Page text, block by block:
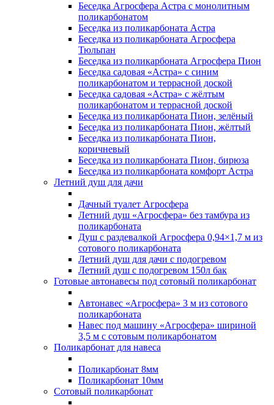
Беседка Агросфера Астра с монолитным
поликарбонатом
Беседка из поликарбоната Астра
Беседка из поликарбоната Агросфера
Тюльпан
Беседка из поликарбоната Агросфера Пион
Беседка садовая «Астра» с синим
поликарбонатом и террасной доской
Беседка садовая «Астра» с жёлтым
поликарбонатом и террасной доской
Беседка из поликарбоната Пион, зелёный
Беседка из поликарбоната Пион, жёлтый
Беседка из поликарбоната Пион,
коричневый
Беседка из поликарбоната Пион, бирюза
Беседка из поликарбоната комфорт Астра
Летний душ для дачи
Дачный туалет Агросфера
Летний душ «Агросфера» без тамбура из
поликарбоната
Душ с раздевалкой Агросфера 0,94×1,7 м из
сотового поликарбоната
Летний душ для дачи с подогревом
Летний душ с подогревом 150л бак
Готовые автонавесы под сотовый поликарбонат
Автонавес «Агросфера» 3 м из сотового
поликарбоната
Навес под машину «Агросфера» шириной
3,5 м с сотовым поликарбонатом
Поликарбонат для навеса
Поликарбонат 8мм
Поликарбонат 10мм
Сотовый поликарбонат